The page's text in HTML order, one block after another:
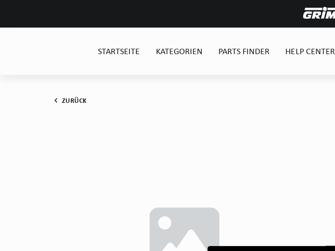
STARTSEITE KATEGORIEN PARTS FINDER HELP CENTER
ZURÜCK